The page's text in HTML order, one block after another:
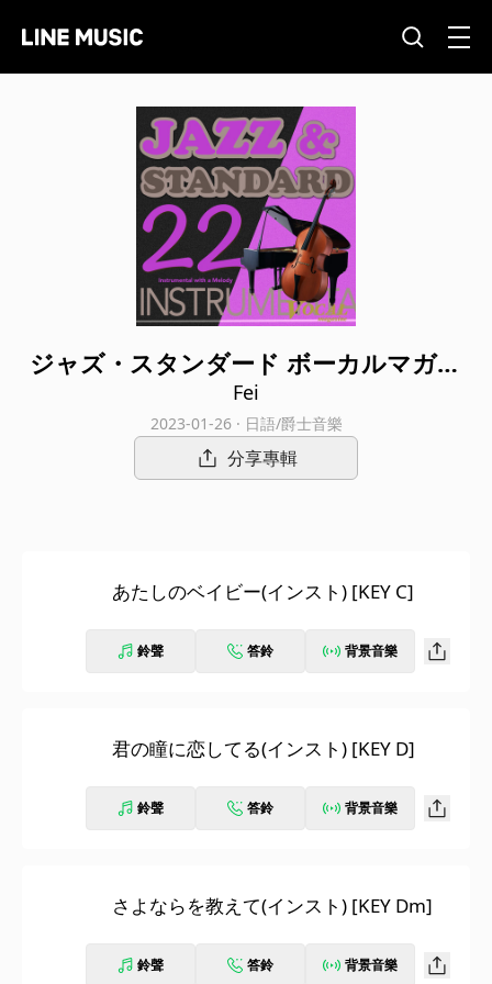
ジャズ・スタンダード ボーカルマガジ
ンVOL.22〈インストゥルメント〉
Fei
2023-01-26 · 日語/爵士音樂
分享專輯
あたしのベイビー(インスト) [KEY C]
鈴聲 答鈴 背景音樂
君の瞳に恋してる(インスト) [KEY D]
鈴聲 答鈴 背景音樂
さよならを教えて(インスト) [KEY Dm]
鈴聲 答鈴 背景音樂